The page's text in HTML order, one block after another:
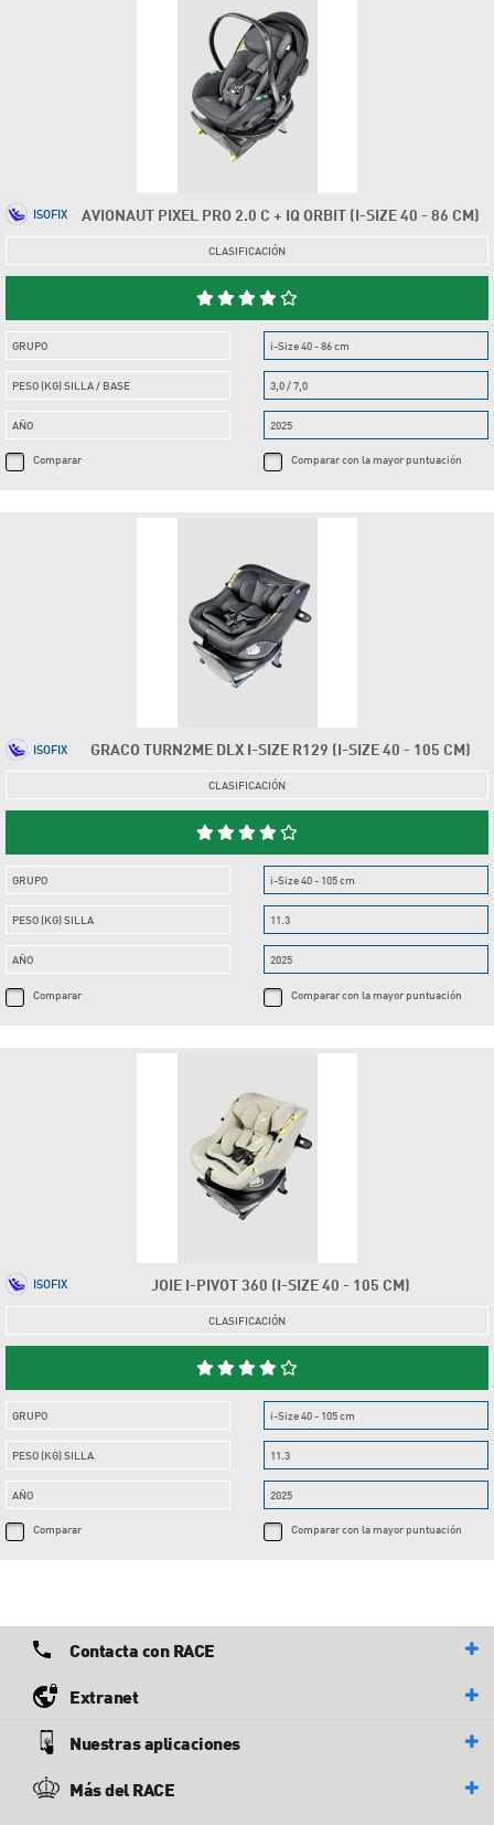
AVIONAUT PIXEL PRO 2.0 C + IQ ORBIT (I-SIZE 40 - 86 CM)
ISOFIX
CLASIFICACIÓN
GRUPO
PESO (KG) SILLA / BASE
AÑO
Comparar
i-Size 40 - 86 cm
3,0 / 7,0
2025
Comparar con la mayor puntuación
GRACO TURN2ME DLX I-SIZE R129 (I-SIZE 40 - 105 CM)
ISOFIX
CLASIFICACIÓN
GRUPO
PESO (KG) SILLA
AÑO
Comparar
i-Size 40 - 105 cm
11.3
2025
Comparar con la mayor puntuación
JOIE I-PIVOT 360 (I-SIZE 40 - 105 CM)
ISOFIX
CLASIFICACIÓN
GRUPO
PESO (KG) SILLA
AÑO
Comparar
i-Size 40 - 105 cm
11.3
2025
Comparar con la mayor puntuación
Contacta con RACE
Extranet
Nuestras aplicaciones
Más del RACE